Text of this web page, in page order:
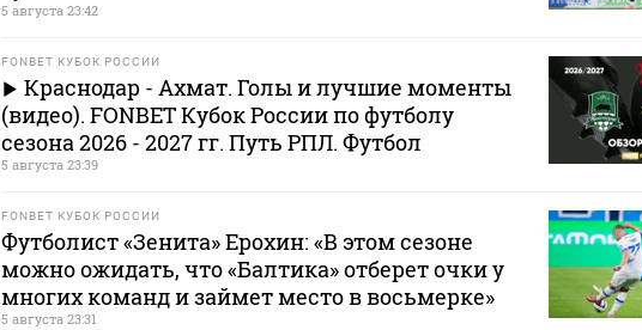
5 августа 23:42
FONBET КУБОК РОССИИ
Краснодар - Ахмат. Голы и лучшие моменты
(видео). FONBET Кубок России по футболу
сезона 2026 - 2027 гг. Путь РПЛ. Футбол
5 августа 23:39
FONBET КУБОК РОССИИ
Футболист «Зенита» Ерохин: «В этом сезоне
можно ожидать, что «Балтика» отберет очки у
многих команд и займет место в восьмерке»
5 августа 23:31